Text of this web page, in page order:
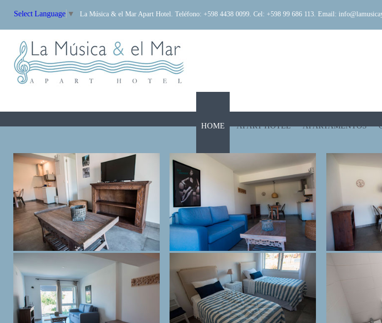
Select Language ▼ La Música & el Mar Apart Hotel. Teléfono: +598 4438 0099. Cel: +598 99 686 113. Email:
HOME APART HOTEL APARTAMENTOS